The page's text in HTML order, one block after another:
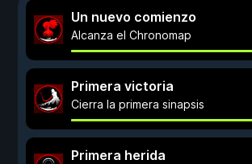
Un nuevo comienzo
Alcanza el Chronomap
Primera victoria
Cierra la primera sinapsis
Primera herida